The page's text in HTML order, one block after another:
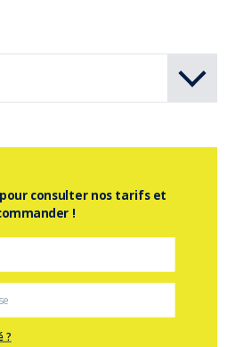
consulter nos tarifs et
!
?